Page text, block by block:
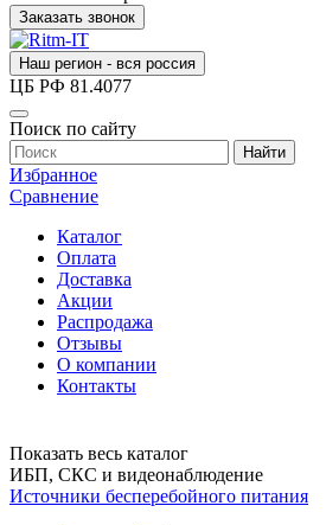
Заказать звонок
Наш регион - вся россия
ЦБ РФ 81.4077
Поиск по сайту
Найти
Избранное
Сравнение
Каталог
Оплата
Доставка
Акции
Распродажа
Отзывы
О компании
Контакты
Показать весь каталог
ИБП, СКС и видеонаблюдение
Источники бесперебойного питания